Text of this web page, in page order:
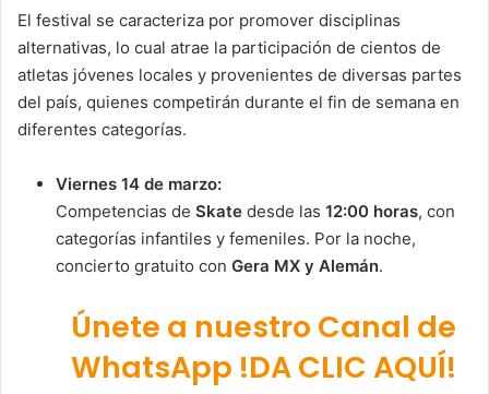
El festival se caracteriza por promover disciplinas
alternativas, lo cual atrae la participación de cientos de
atletas jóvenes locales y provenientes de diversas partes
del país, quienes competirán durante el fin de semana en
diferentes categorías.
Viernes 14 de marzo:
Competencias de Skate desde las 12:00 horas, con
categorías infantiles y femeniles. Por la noche,
concierto gratuito con Gera MX y Alemán.
Únete a nuestro Canal de
WhatsApp !DA CLIC AQUÍ!